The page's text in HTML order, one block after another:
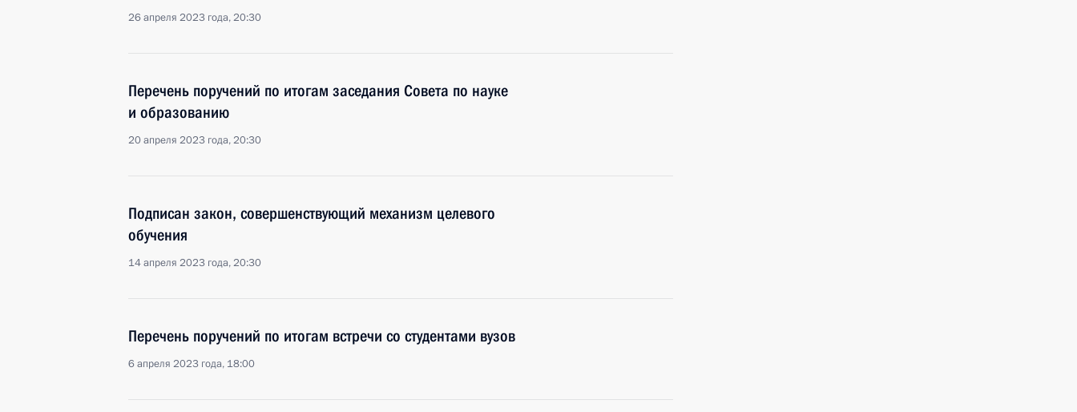
26 апреля 2023 года, 20:30
Перечень поручений по итогам заседания Совета по науке
и образованию
20 апреля 2023 года, 20:30
Подписан закон, совершенствующий механизм целевого
обучения
14 апреля 2023 года, 20:30
Перечень поручений по итогам встречи со студентами вузов
6 апреля 2023 года, 18:00